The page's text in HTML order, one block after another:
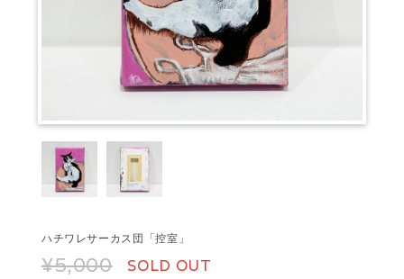
ハチワレサーカス団「控室」
¥5,000 SOLD OUT